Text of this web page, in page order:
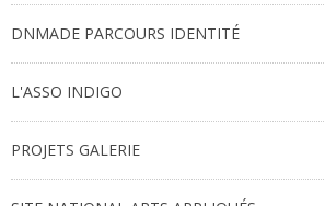
DNMADE PARCOURS IDENTITÉ
L'ASSO INDIGO
PROJETS GALERIE